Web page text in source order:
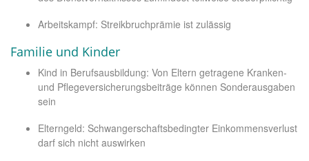
Arbeitskampf: Streikbruchprämie ist zulässig
Familie und Kinder
Kind in Berufsausbildung: Von Eltern getragene Kranken-
und Pflegeversicherungsbeiträge können Sonderausgaben
sein
Elterngeld: Schwangerschaftsbedingter Einkommensverlust
darf sich nicht auswirken